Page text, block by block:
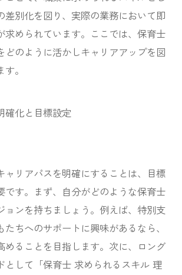
差別化を図り、実際の業務において即
求められています。ここでは、保育士
どのように活かしキャリアアップを図
。
確化と目標設定
ャリアパスを明確にすることは、目標
です。まず、自分がどのような保育士
ョンを持ちましょう。例えば、特別支
ちへのサポートに興味があるなら、
めることを目指します。次に、ロング
として「保育士 求められるスキル 理